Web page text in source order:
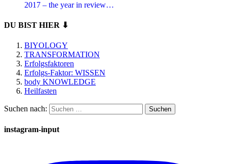
2017 – the year in review…
DU BIST HIER ⬇
BIYOLOGY
TRANSFORMATION
Erfolgsfaktoren
Erfolgs-Faktor: WISSEN
body KNOWLEDGE
Heilfasten
Suchen nach:
instagram-input